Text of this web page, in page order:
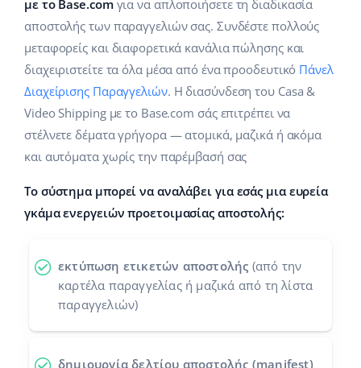
Διαχείριση αποστολών
Αυτοματοποίηση εγασιών
Base Connect
ΑΙ για e-commerce
Κλάδοι
Σπίτι & Κήπος
Παιδικά προϊόντα
Ηλεκτρονικά είδη
Ανταλλακτικά αυτοκινήτων
Σούπερμαρκετ
Μόδα
Βοήθεια
Base Academy
Base Blog
Υπηρεσίες
Έλεγχος λογαριασμού
Άλλα
Whitepaper
english (GB)
english (IN)
čeština
deutsch
Ελληνικά
español (MX)
Français
με το Base.comγια να απλοποιήσετε τη διαδικασία
αποστολής των παραγγελιών σας. Συνδέστε πολλούς
μεταφορείς και διαφορετικά κανάλια πώλησης και
διαχειριστείτε τα όλα μέσα από ένα προοδευτικό Πάνελ
Διαχείρισης Παραγγελιών. Η διασύνδεση του Casa &
Video Shipping με το Base.com σάς επιτρέπει να
στέλνετε δέματα γρήγορα — ατομικά, μαζικά ή ακόμα
και αυτόματα χωρίς την παρέμβασή σας
Το σύστημα μπορεί να αναλάβει για εσάς μια ευρεία
γκάμα ενεργειών προετοιμασίας αποστολής:
εκτύπωση ετικετών αποστολής (από την
καρτέλα παραγγελίας ή μαζικά από τη λίστα
παραγγελιών)
δημιουργία δελτίου αποστολής (manifest)